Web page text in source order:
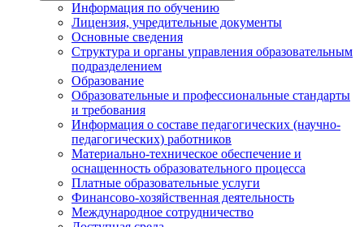
Информация по обучению
Лицензия, учредительные документы
Основные сведения
Структура и органы управления образовательным
подразделением
Образование
Образовательные и профессиональные стандарты
и требования
Информация о составе педагогических (научно-
педагогических) работников
Материально-техническое обеспечение и
оснащенность образовательного процесса
Платные образовательные услуги
Финансово-хозяйственная деятельность
Международное сотрудничество